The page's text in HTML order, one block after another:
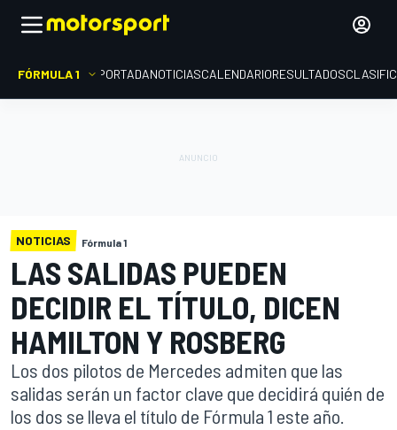
FÓRMULA 1 PORTADANOTICIASCALENDARIORESULTADOS
NOTICIAS Fórmula 1
LAS SALIDAS PUEDEN
DECIDIR EL TÍTULO, DICEN
HAMILTON Y ROSBERG
Los dos pilotos de Mercedes admiten que las
salidas serán un factor clave que decidirá quién de
los dos se lleva el título de Fórmula 1 este año.